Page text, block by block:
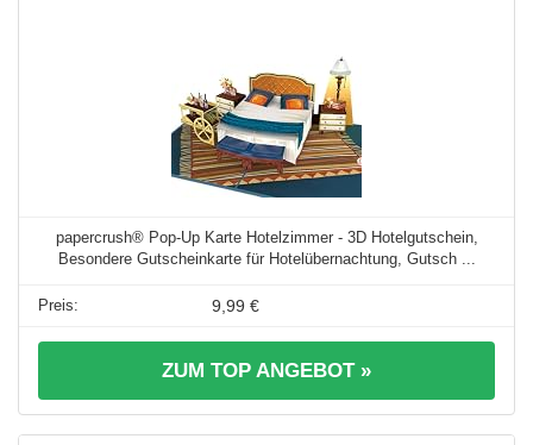
papercrush® Pop-Up Karte Hotelzimmer - 3D Hotelgutschein,
Besondere Gutscheinkarte für Hotelübernachtung, Gutsch ...
9,99 €
ZUM TOP ANGEBOT »